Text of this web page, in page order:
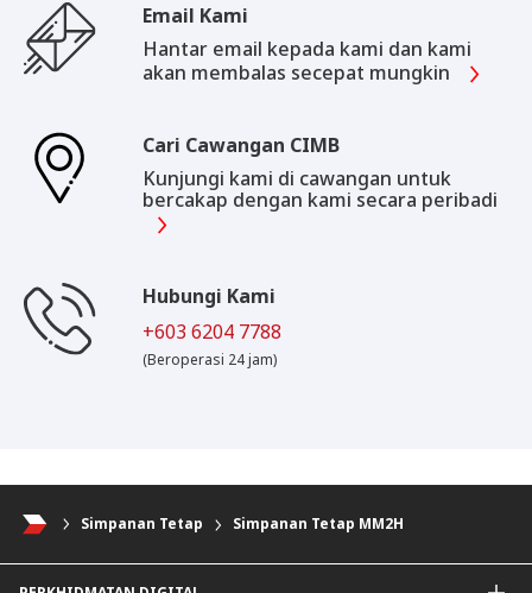
Email Kami
Hantar email kepada kami dan kami
akan membalas secepat mungkin
Cari Cawangan CIMB
Kunjungi kami di cawangan untuk
bercakap dengan kami secara peribadi
Hubungi Kami
+603 6204 7788
(Beroperasi 24 jam)
Simpanan Tetap Simpanan Tetap MM2H